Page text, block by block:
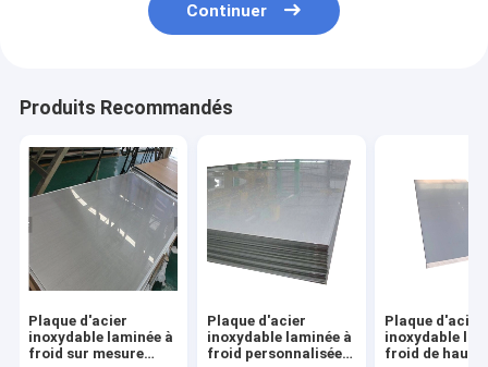
Continuer
Produits Recommandés
Plaque d'acier
inoxydable laminée à
froid sur mesure
Plaque d'acier
inoxydable laminée à
froid personnalisée
Plaque d'acier
inoxydable
froid de haute